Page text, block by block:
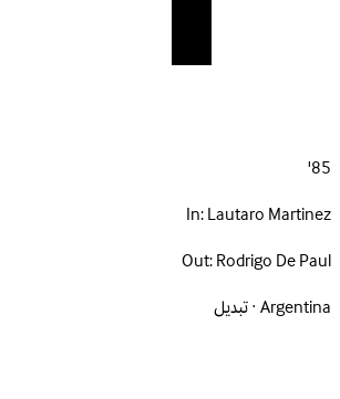
85'
In:Lautaro Martinez
Out:Rodrigo De Paul
Argentina · تبديل